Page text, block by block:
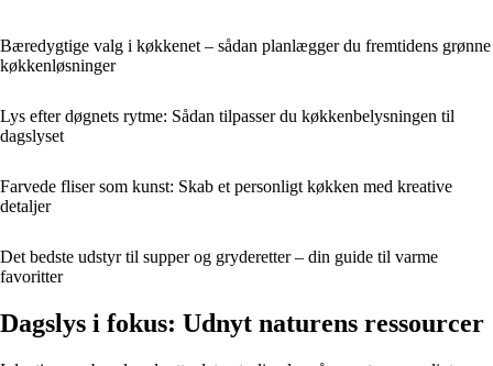
Bæredygtige valg i køkkenet – sådan planlægger du fremtidens grønne
køkkenløsninger
Lys efter døgnets rytme: Sådan tilpasser du køkkenbelysningen til
dagslyset
Farvede fliser som kunst: Skab et personligt køkken med kreative
detaljer
Det bedste udstyr til supper og gryderetter – din guide til varme
favoritter
Dagslys i fokus: Udnyt naturens ressourcer